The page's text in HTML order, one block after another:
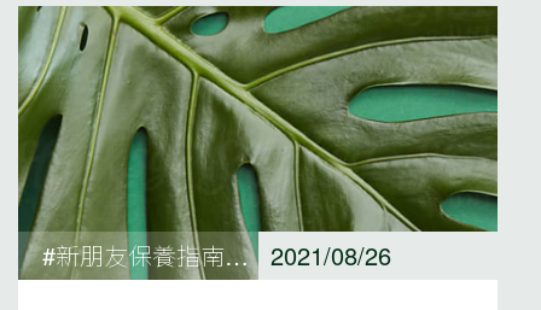
#新朋友保養指南#編輯精選#Know More 純淨保養觀點 2021/08/26